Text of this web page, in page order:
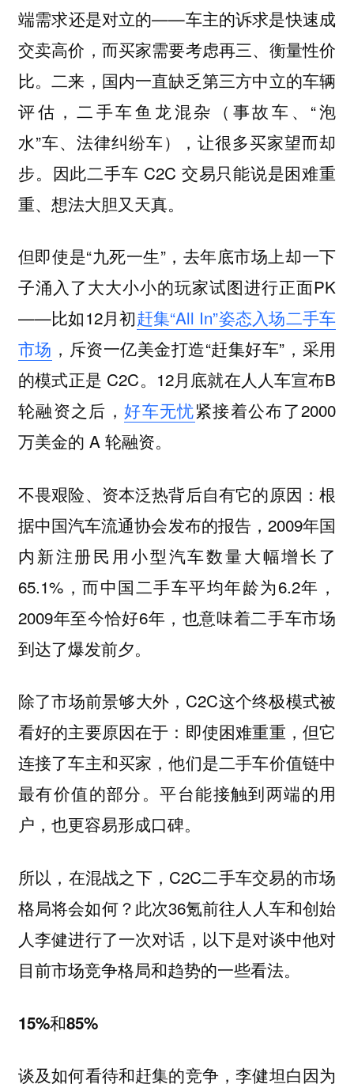
端需求还是对立的——车主的诉求是快速成
交卖高价，而买家需要考虑再三、衡量性价
比。二来，国内一直缺乏第三方中立的车辆
评估，二手车鱼龙混杂（事故车、“泡
水”车、法律纠纷车），让很多买家望而却
步。因此二手车 C2C 交易只能说是困难重
重、想法大胆又天真。
但即使是“九死一生”，去年底市场上却一下
子涌入了大大小小的玩家试图进行正面PK
——比如12月初赶集“All In”姿态入场二手车
市场 ，斥资一亿美金打造“赶集好车”，采用
的模式正是 C2C。12月底就在人人车宣布B
轮融资之后，好车无忧紧接着公布了2000
万美金的 A 轮融资。
不畏艰险、资本泛热背后自有它的原因：根
据中国汽车流通协会发布的报告，2009年国
内新注册民用小型汽车数量大幅增长了
65.1%，而中国二手车平均年龄为6.2年，
2009年至今恰好6年，也意味着二手车市场
到达了爆发前夕。
除了市场前景够大外，C2C这个终极模式被
看好的主要原因在于：即使困难重重，但它
连接了车主和买家，他们是二手车价值链中
最有价值的部分。平台能接触到两端的用
户，也更容易形成口碑。
所以，在混战之下，C2C二手车交易的市场
格局将会如何？此次36氪前往人人车和创始
人李健进行了一次对话，以下是对谈中他对
目前市场竞争格局和趋势的一些看法。
15%和85%
谈及如何看待和赶集的竞争，李健坦白因为